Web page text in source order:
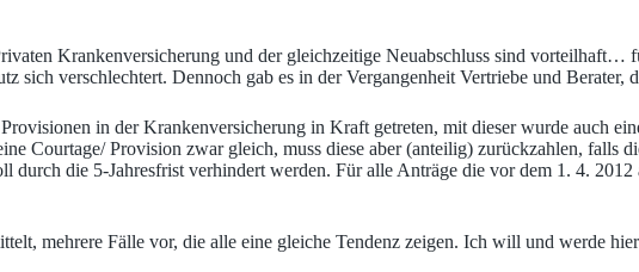
Krankenversicherung und der gleichzeitige Neuabschluss sind vorteilhaft…
sich verschlechtert. Dennoch gab es in der Vergangenheit Vertriebe und
in der Krankenversicherung in Kraft getreten, mit dieser wurde auch
Courtage/ Provision zwar gleich, muss diese aber (anteilig) zurückzahlen, falls
durch die 5-Jahresfrist verhindert werden. Für alle Anträge die vor dem 1. 4.
mehrere Fälle vor, die alle eine gleiche Tendenz zeigen. Ich will und werde